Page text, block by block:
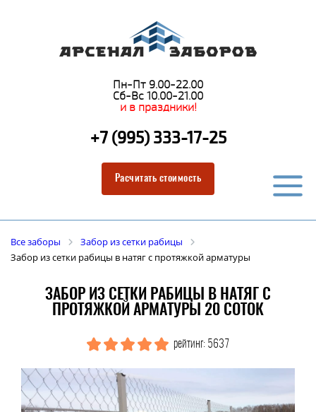
Пн-Пт 9.00-22.00
Сб-Вс 10.00-21.00
и в праздники!
+7 (995) 333-17-25
Расчитать стоимость
Все заборы
Забор из сетки рабицы
Забор из сетки рабицы в натяг с протяжкой арматуры
ЗАБОР ИЗ СЕТКИ РАБИЦЫ В НАТЯГ С
ПРОТЯЖКОЙ АРМАТУРЫ 20 СОТОК
рейтинг: 5637